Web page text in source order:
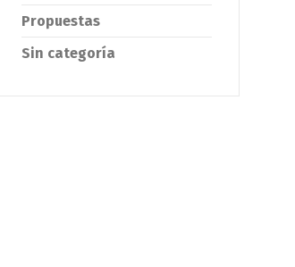
Propuestas
Sin categoría